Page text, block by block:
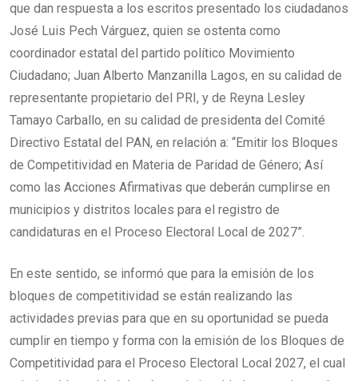
que dan respuesta a los escritos presentado los ciudadanos
José Luis Pech Várguez, quien se ostenta como
coordinador estatal del partido político Movimiento
Ciudadano; Juan Alberto Manzanilla Lagos, en su calidad de
representante propietario del PRI, y de Reyna Lesley
Tamayo Carballo, en su calidad de presidenta del Comité
Directivo Estatal del PAN, en relación a: “Emitir los Bloques
de Competitividad en Materia de Paridad de Género; Así
como las Acciones Afirmativas que deberán cumplirse en
municipios y distritos locales para el registro de
candidaturas en el Proceso Electoral Local de 2027”.
En este sentido, se informó que para la emisión de los
bloques de competitividad se están realizando las
actividades previas para que en su oportunidad se pueda
cumplir en tiempo y forma con la emisión de los Bloques de
Competitividad para el Proceso Electoral Local 2027, el cual